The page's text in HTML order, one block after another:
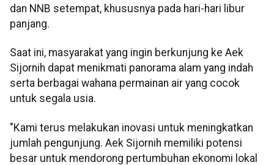
dan NNB setempat, khususnya pada hari-hari libur
panjang.
Saat ini, masyarakat yang ingin berkunjung ke Aek
Sijornih dapat menikmati panorama alam yang indah
serta berbagai wahana permainan air yang cocok
untuk segala usia.
"Kami terus melakukan inovasi untuk meningkatkan
jumlah pengunjung. Aek Sijornih memiliki potensi
besar untuk mendorong pertumbuhan ekonomi lokal